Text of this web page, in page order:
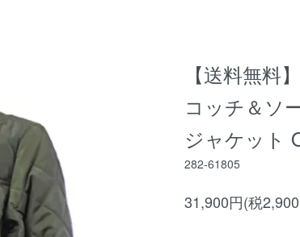
【送料無料
コッチ＆ソ
ジャケット
282-61805
31,900円(税